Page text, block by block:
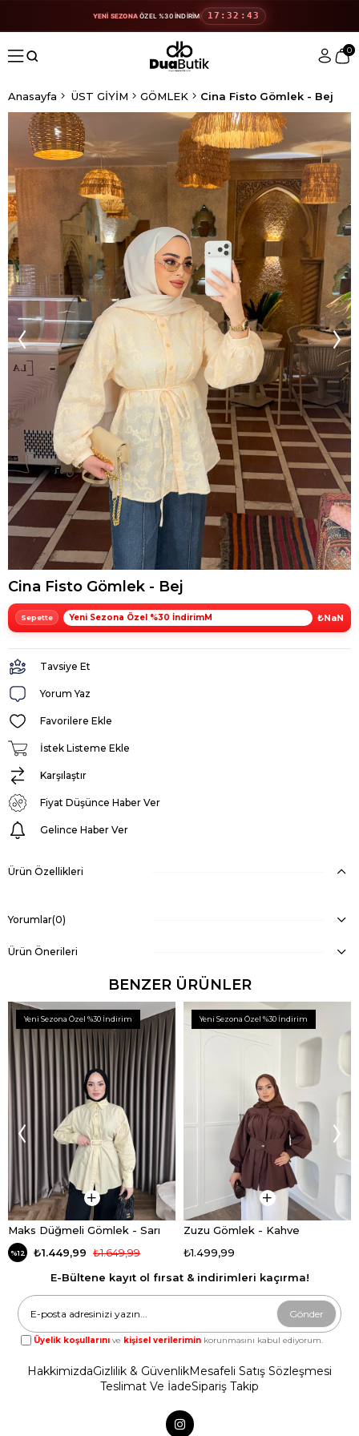
YENİ SEZONAÖZEL %30 İNDİRİM 17:32:43
0
Anasayfa ÜST GİYİM GÖMLEK Cina Fisto Gömlek - Bej
Cina Fisto Gömlek - Bej
Yeni Sezona Özel %30 İndirimM ₺NaN
Tavsiye Et
Yorum Yaz
Favorilere Ekle
İstek Listeme Ekle
Karşılaştır
Fiyat Düşünce Haber Ver
Gelince Haber Ver
Ürün Özellikleri
Yorumlar(0)
Ürün Önerileri
BENZER ÜRÜNLER
Maks Düğmeli Gömlek - Sarı
%12 ₺1.449,99 ₺1.649,99
Yeni Sezona Özel %30 İndirim
Zuzu Gömlek - Kahve
₺1.499,99
Yeni Sezona Özel %30 İndirim
E-Bültene kayıt ol fırsat & indirimleri kaçırma!
Gönder
Üyelik koşullarını ve kişisel verilerimin korunmasını kabul ediyorum.
HakkimizdaGizlilik & GüvenlikMesafeli Satış Sözleşmesi
Teslimat Ve İadeSipariş Takip